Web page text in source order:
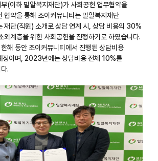
(이하 밀알복지재단)가 사회공헌 업무협약을
협약을 통해 조이커뮤니티는 밀알복지재단
재단(직원) 소개로 상담 연계 시, 상담 비용의 30%
외계층을 위한 사회공헌을 진행하기로 하였습니다.
해 동안 조이커뮤니티에서 진행된 상담비용
정이며, 2023년에는 상담비용 전체 10%를
.